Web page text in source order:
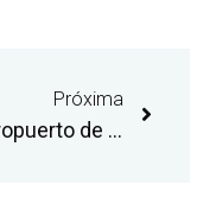
Próxima
El aeropuerto de Castellón reforzará las rutas de Bruselas, Milán, Londres y Bucarest con una tercera frecuencia semanal